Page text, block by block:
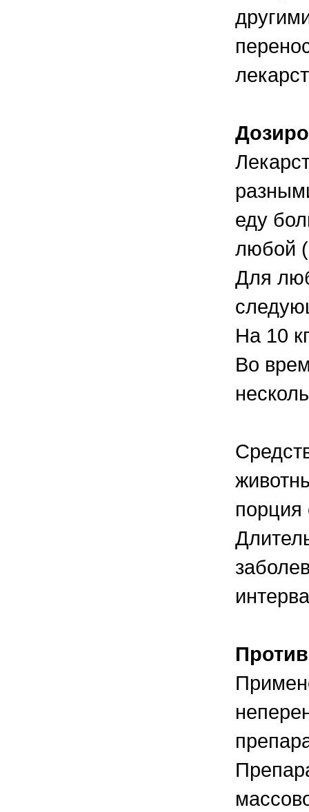
еду
любой
Для
На 10
Во
порция